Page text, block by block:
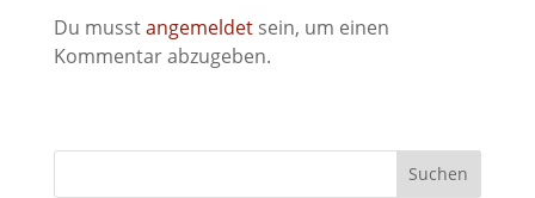
Du musstangemeldetsein, um einen
Kommentar abzugeben.